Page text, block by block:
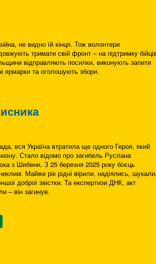
не видно їй кінця. Тож волонтери
тримати свій фронт – на підтримку
відправляють посилки, виконують запити
ярмарки та оголошують збори.
вся Україна втратила ще одного Героя, який
Стало відомо про загибель Руслана
з Шибени, З 25 березня 2025 року боєць
Майже рік рідні вірили, надіялись,
доброї звістки. Та експертизи ДНК, акт
– він загинув.